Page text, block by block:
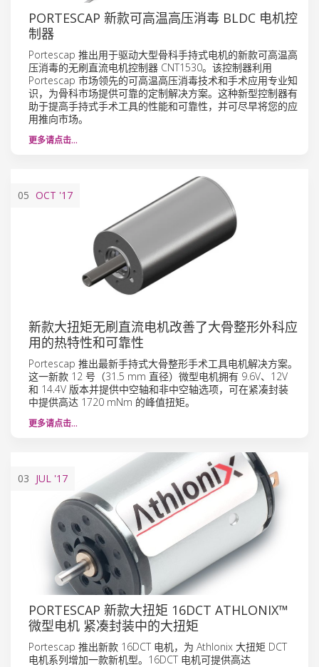
PORTESCAP 新款可高温高压消毒 BLDC 电机控
制器
Portescap 推出用于驱动大型骨科手持式电机的新款可高温高
压消毒的无刷直流电机控制器 CNT1530。该控制器利用
Portescap 市场领先的可高温高压消毒技术和手术应用专业知
识，为骨科市场提供可靠的定制解决方案。这种新型控制器有
助于提高手持式手术工具的性能和可靠性，并可尽早将您的应
用推向市场。
更多请点击…
05 OCT '17
新款大扭矩无刷直流电机改善了大骨整形外科应
用的热特性和可靠性
Portescap 推出最新手持式大骨整形手术工具电机解决方案。
这一新款 12 号（31.5 mm 直径）微型电机拥有 9.6V、12V
和 14.4V 版本并提供中空轴和非中空轴选项，可在紧凑封装
中提供高达 1720 mNm 的峰值扭矩。
更多请点击…
03 JUL '17
PORTESCAP 新款大扭矩 16DCT ATHLONIX™
微型电机 紧凑封装中的大扭矩
Portescap 推出新款 16DCT 电机，为 Athlonix 大扭矩 DCT
电机系列增加一款新机型。16DCT 电机可提供高达